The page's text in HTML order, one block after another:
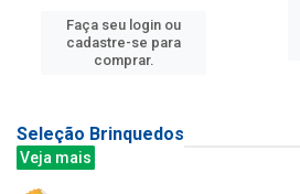
Faça seu login ou
cadastre-se para
comprar.
Seleção Brinquedos
Veja mais